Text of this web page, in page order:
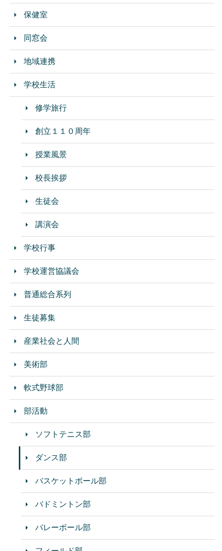
保健室
同窓会
地域連携
学校生活
修学旅行
創立１１０周年
授業風景
校長挨拶
生徒会
講演会
学校行事
学校運営協議会
普通総合系列
生徒募集
産業社会と人間
美術部
軟式野球部
部活動
ソフトテニス部
ダンス部
バスケットボール部
バドミントン部
バレーボール部